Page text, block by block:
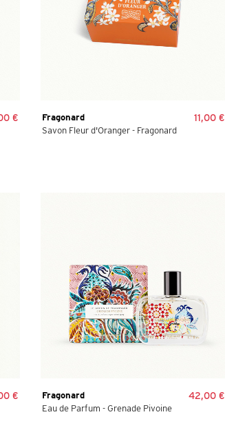
€
Fragonard
Savon Fleur d'Oranger - Fragonard
11,00 €
€
Fragonard
Eau de Parfum - Grenade Pivoine
42,00 €